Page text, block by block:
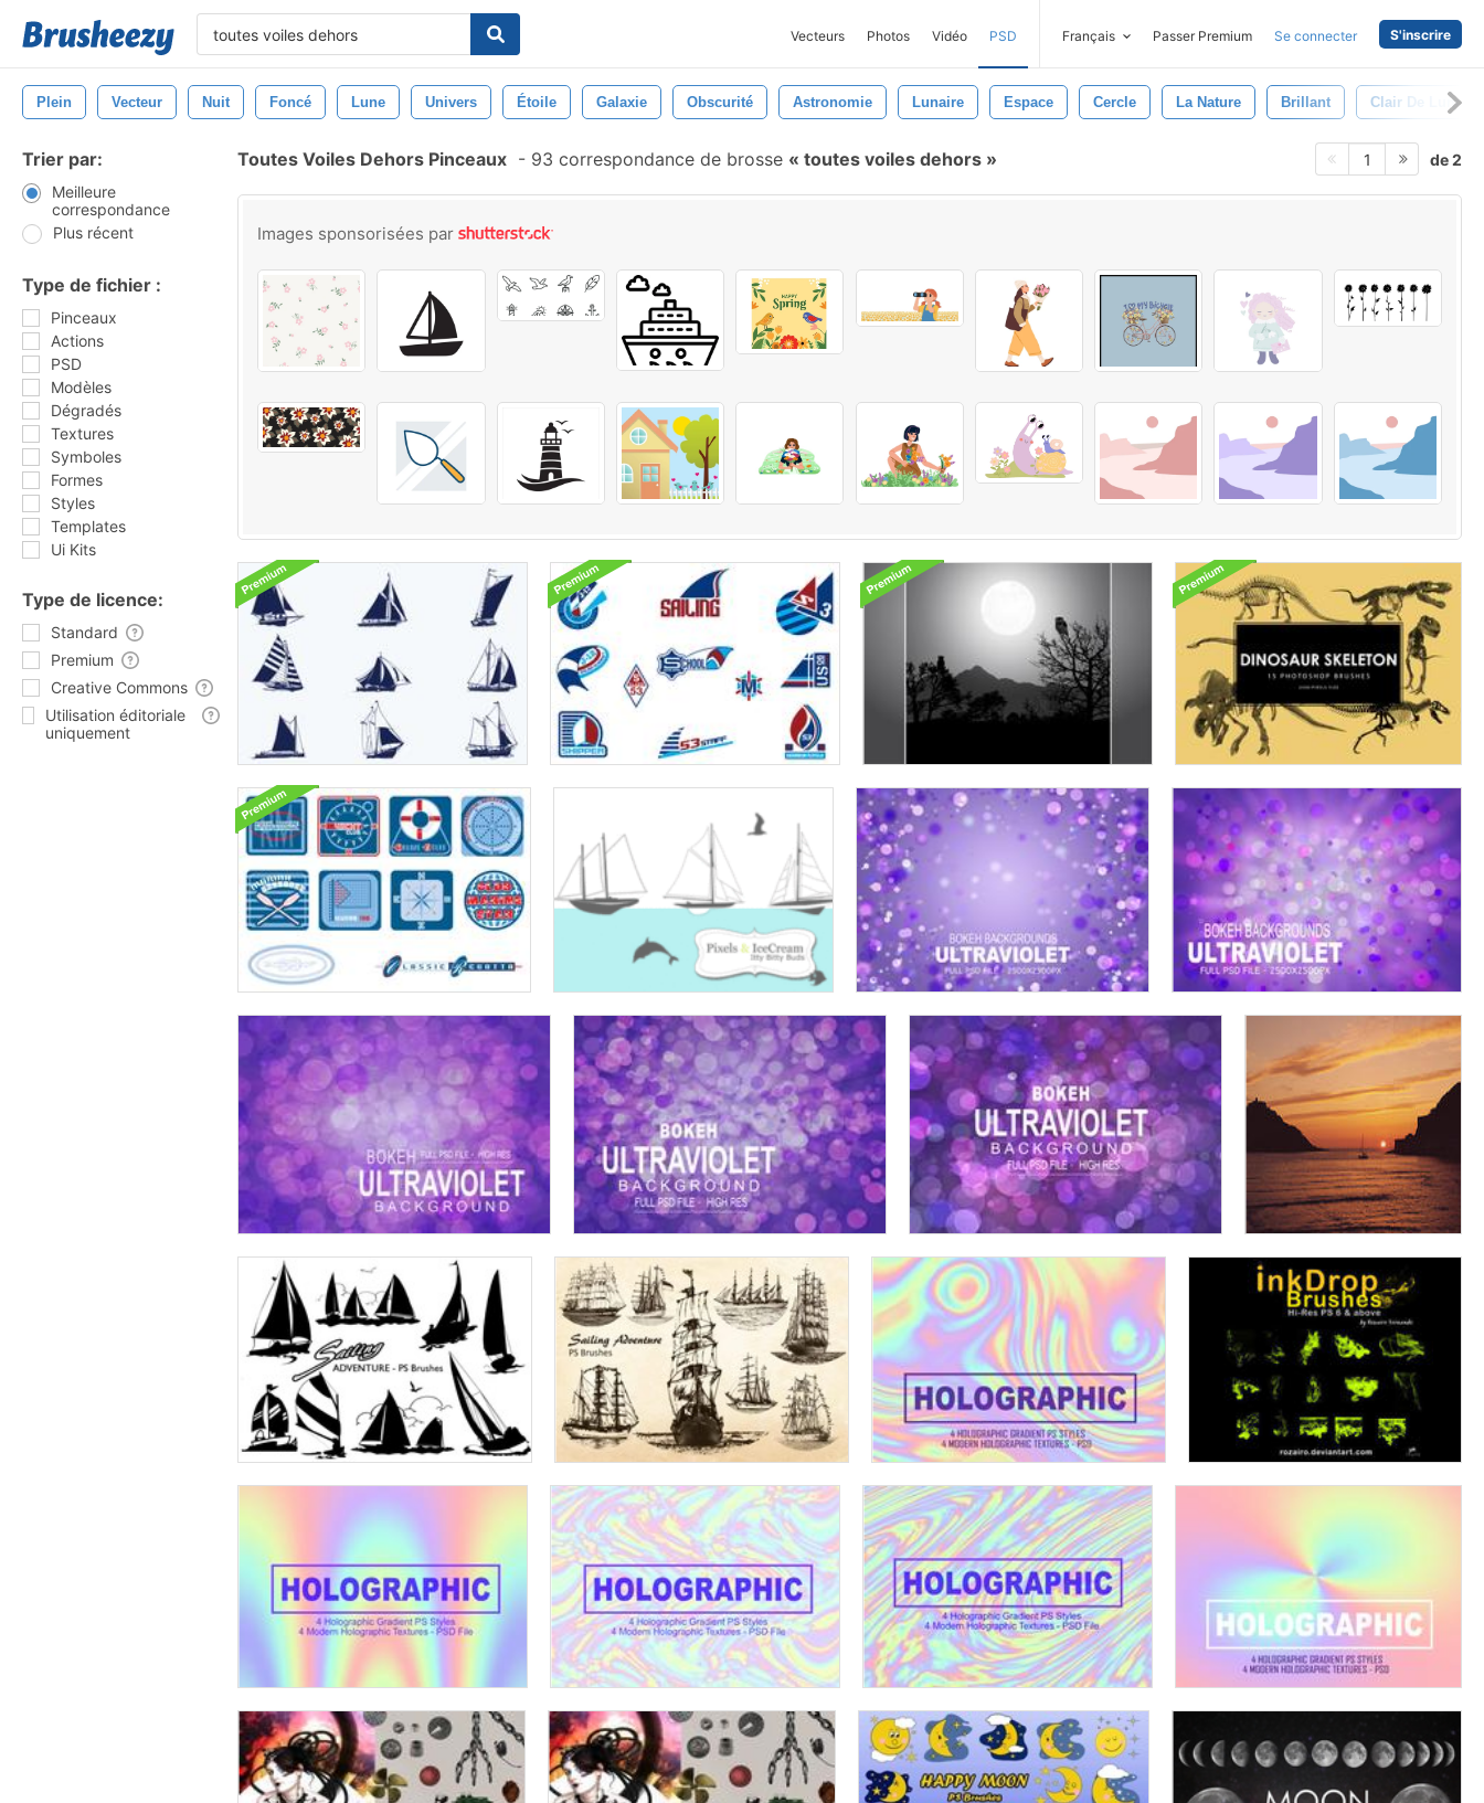
Vecteurs Photos Vidéo PSD Français Passer Premium Se connecter S'inscrire
Plein Vecteur Nuit Foncé Lune Univers Étoile Galaxie Obscurité Astronomie Lunaire Espace Cercle La Nature Brillant Clair De Lune
Trier par:
Meilleure
correspondance
Plus récent
Type de fichier :
Pinceaux
Actions
PSD
Modèles
Dégradés
Textures
Symboles
Formes
Styles
Templates
Ui Kits
Type de licence:
Standard
Premium
Creative Commons
Utilisation éditoriale
uniquement
Toutes Voiles Dehors Pinceaux - 93 correspondance de brosse toutes voiles dehors 1 de 2
Images sponsorisées par